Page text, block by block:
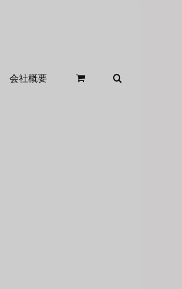
会社概要